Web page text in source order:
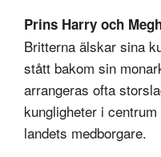
Prins Harry och
Britterna älskar sina
stått bakom sin
arrangeras ofta
kungligheter i
landets medborgare.